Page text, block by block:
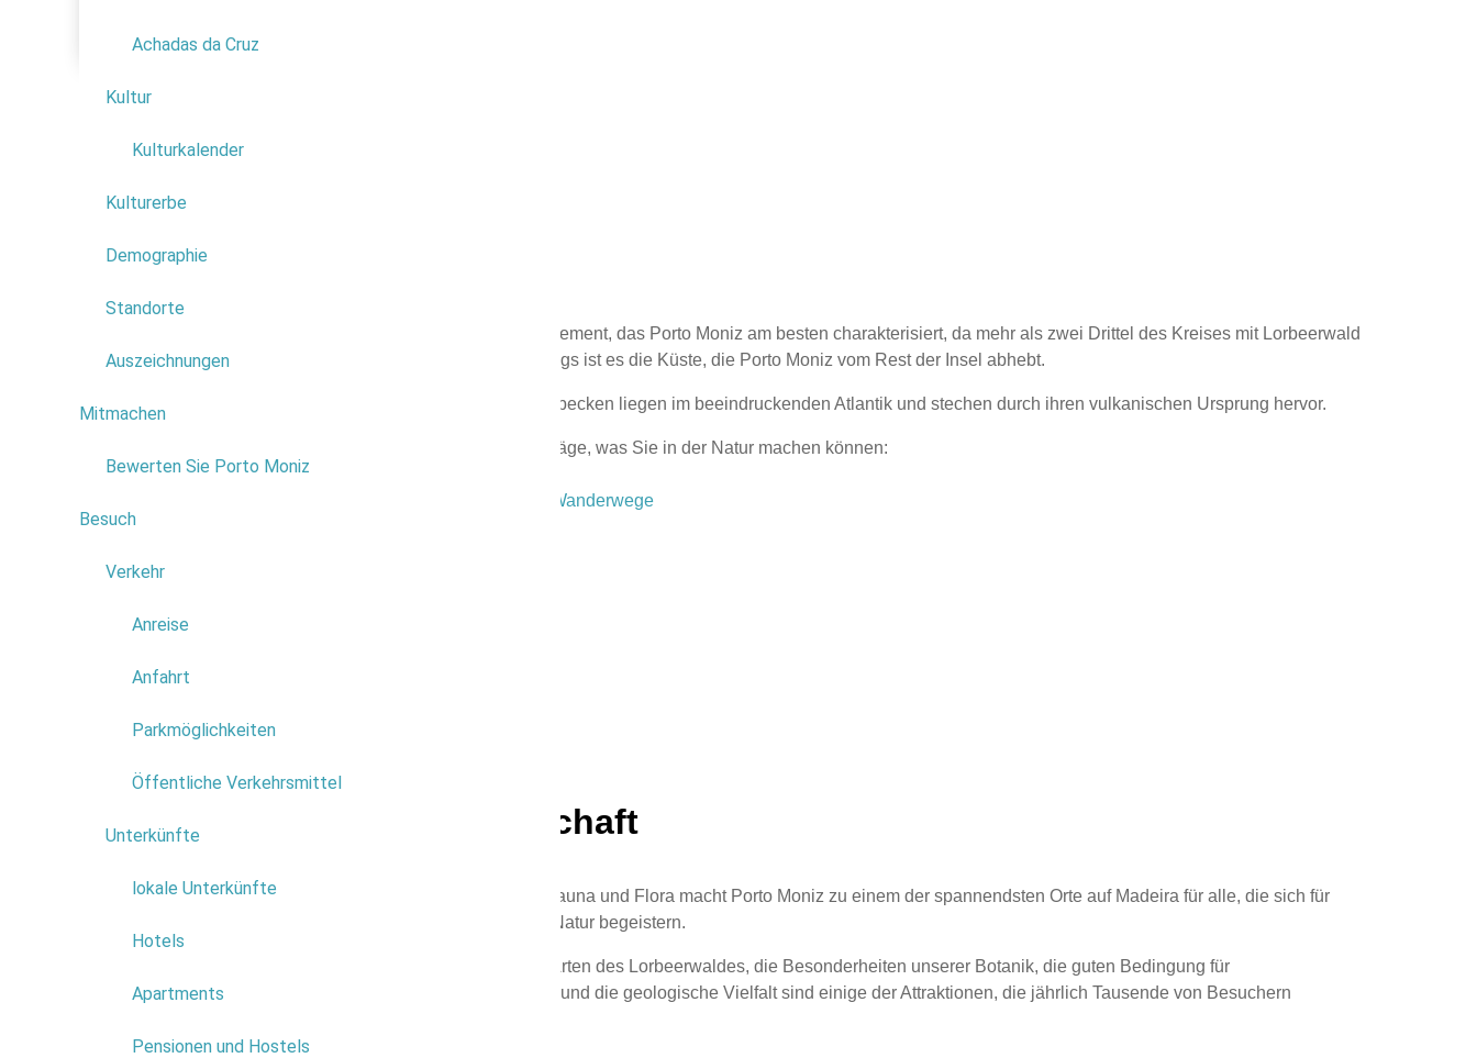
Achadas da Cruz
Kultur
Kulturkalender
Kulturerbe
Demographie
Standorte
Auszeichnungen
Mitmachen
Bewerten Sie Porto Moniz
Besuch
Verkehr
Anreise
Anfahrt
Parkmöglichkeiten
Öffentliche Verkehrsmittel
Unterkünfte
lokale Unterkünfte
Hotels
Apartments
Pensionen und Hostels
Die Natur ist das Element, das Porto Moniz am besten charakterisiert, da mehr als zwei Drittel des Kreises mit Lorbeerwald
bedeckt ist. Allerdings ist es die Küste, die Porto Moniz vom Rest der Insel abhebt.
Die Naturschwimmbecken liegen im beeindruckenden Atlantik und stechen durch ihren vulkanischen Ursprung hervor.
Hier einige Vorschläge, was Sie in der Natur machen können:
Levadas UND Wanderwege
Wissenschaft
Der Reichtum an Fauna und Flora macht Porto Moniz zu einem der spannendsten Orte auf Madeira für alle, die sich für
Wissenschaft und Natur begeistern.
Die endemischen Arten des Lorbeerwaldes, die Besonderheiten unserer Botanik, die guten Bedingung für
Vogelbeobachtung und die geologische Vielfalt sind einige der Attraktionen, die jährlich Tausende von Besuchern